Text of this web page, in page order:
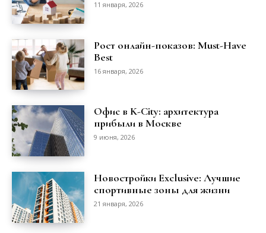
11 января, 2026
Рост онлайн-показов: Must-Have
Best
16 января, 2026
Офис в K-City: архитектура
прибыли в Москве
9 июня, 2026
Новостройки Exclusive: Лучшие
спортивные зоны для жизни
21 января, 2026